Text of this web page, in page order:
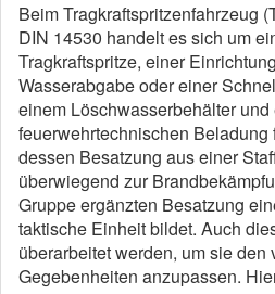
Beim Tragkraftspritzenfahrzeug
DIN 14530 handelt es sich um
Tragkraftspritze, einer
Wasserabgabe oder einer
einem Löschwasserbehälter und
feuerwehrtechnischen Beladung
dessen Besatzung aus einer
überwiegend zur
Gruppe ergänzten Besatzung
taktische Einheit bildet. Auch
überarbeitet werden, um sie den
Gegebenheiten anzupassen.